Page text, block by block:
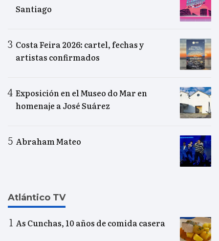
Santiago
Costa Feira 2026: cartel, fechas y
artistas confirmados
Exposición en el Museo do Mar en
homenaje a José Suárez
Abraham Mateo
Atlántico TV
As Cunchas, 10 años de comida casera